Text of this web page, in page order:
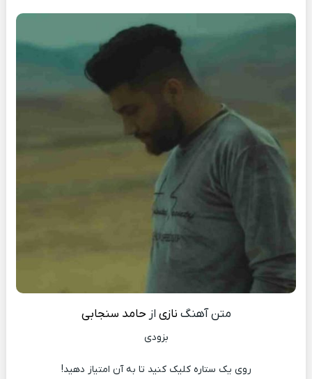
متن آهنگ نازی از حامد سنجابی
بزودی
روی یک ستاره کلیک کنید تا به آن امتیاز دهید!